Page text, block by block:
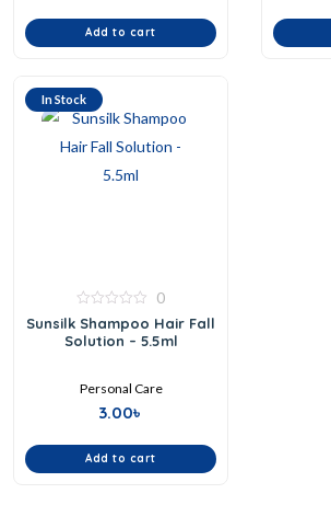
Add to cart
In Stock
0
out
of
0
Sunsilk Shampoo Hair Fall
Solution – 5.5ml
Personal Care
3.00৳
Add to cart